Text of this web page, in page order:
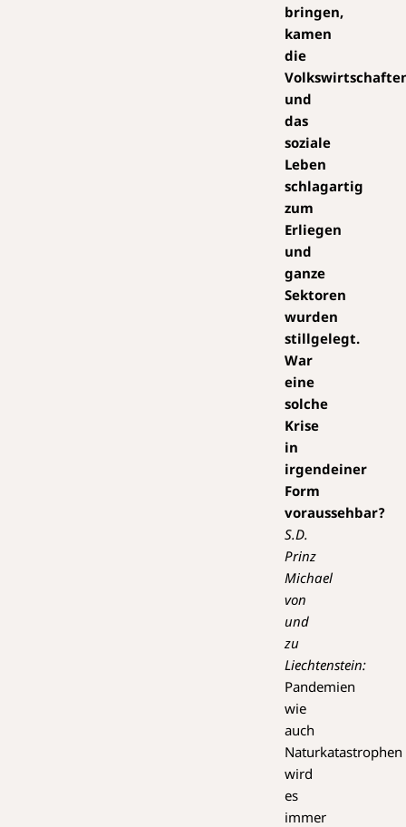
bringen,
kamen
die
und
das
soziale
Leben
schlagartig
zum
Erliegen
und
ganze
Sektoren
wurden
stillgelegt.
War
eine
solche
Krise
in
irgendeiner
Form
voraussehbar?
S.D.
Prinz
Michael
von
und
zu
Liechtenstein:
Pandemien
wie
auch
Naturkatastrophen
wird
es
immer